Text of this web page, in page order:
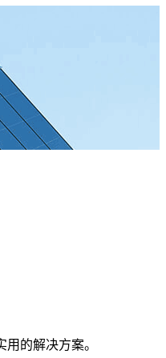
的解决方案。